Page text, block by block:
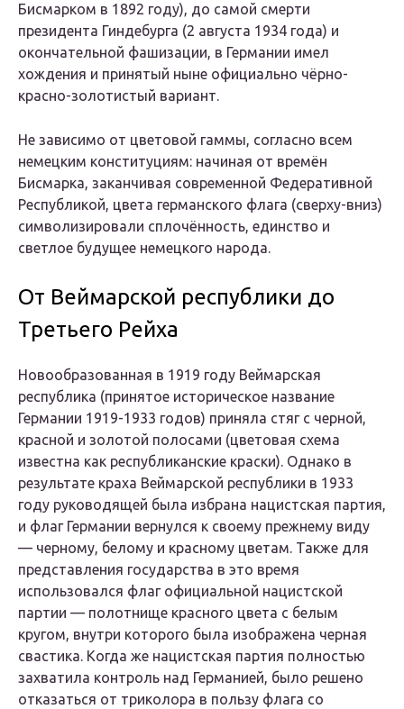
Бисмарком в 1892 году), до самой смерти
президента Гиндебурга (2 августа 1934 года) и
окончательной фашизации, в Германии имел
хождения и принятый ныне официально чёрно-
красно-золотистый вариант.
Не зависимо от цветовой гаммы, согласно всем
немецким конституциям: начиная от времён
Бисмарка, заканчивая современной Федеративной
Республикой, цвета германского флага (сверху-вниз)
символизировали сплочённость, единство и
светлое будущее немецкого народа.
От Веймарской республики до
Третьего Рейха
Новообразованная в 1919 году Веймарская
республика (принятое историческое название
Германии 1919-1933 годов) приняла стяг с черной,
красной и золотой полосами (цветовая схема
известна как республиканские краски). Однако в
результате краха Веймарской республики в 1933
году руководящей была избрана нацистская партия,
и флаг Германии вернулся к своему прежнему виду
— черному, белому и красному цветам. Также для
представления государства в это время
использовался флаг официальной нацистской
партии — полотнище красного цвета с белым
кругом, внутри которого была изображена черная
свастика. Когда же нацистская партия полностью
захватила контроль над Германией, было решено
отказаться от триколора в пользу флага со